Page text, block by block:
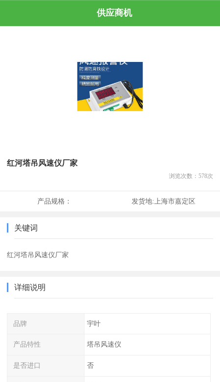
供应商机
红河塔吊风速仪厂家
浏览次数： 578次
产品规格： 发货地:上海市嘉定区
关键词
红河塔吊风速仪厂家
详细说明
品牌 宇叶
产品特性 塔吊风速仪
是否进口 否